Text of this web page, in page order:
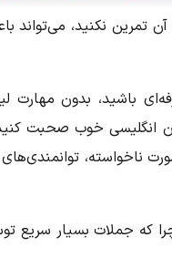
تمرین نکنید، می‌تواند
باشید، بدون مهارت
انگلیسی خوب صحبت
ناخواسته،
که جملات بسیار سریع